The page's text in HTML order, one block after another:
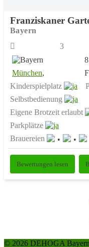
Franziskaner
Bayern
3
München,
Kinderspielplatz
Selbstbedienung
Eigene Brotzeit erlaubt
Parkplätze
Brauereien
Bewertungen lesen
© 2026 DEHOGA